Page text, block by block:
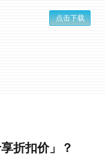
点击下载
折扣价」？